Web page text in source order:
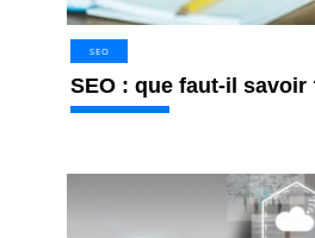
SEO
SEO : que faut-il savoir